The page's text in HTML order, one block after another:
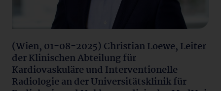
(Wien, 01-08-2025) Christian Loewe, Leiter
der Klinischen Abteilung für
Kardiovaskuläre und Interventionelle
Radiologie an der Universitätsklinik für